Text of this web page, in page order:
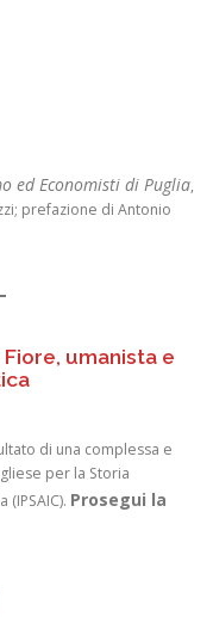
ed Economisti di Puglia,
prefazione di Antonio
umanista e
di una complessa e
per la Storia
Prosegui la